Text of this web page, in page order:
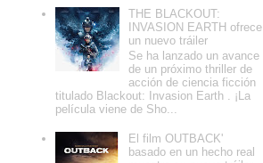
THE BLACKOUT:
INVASION EARTH ofrece
un nuevo tráiler
Se ha lanzado un avance
de un próximo thriller de
acción de ciencia ficción
titulado Blackout: Invasion Earth . ¡La
película viene de Sho...
El film OUTBACK'
basado en un hecho real